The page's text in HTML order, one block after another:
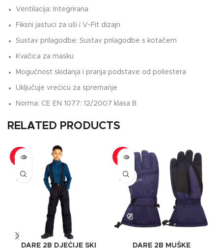
Ventilacija: Integrirana
Fiksni jastuci za uši i V-Fit dizajn
Sustav prilagodbe: Sustav prilagodbe s kotačem
Kvačica za masku
Mogućnost skidanja i pranja podstave od poliestera
Uključuje vrećicu za spremanje
Norma: CE EN 1077: 12/2007 klasa B
RELATED PRODUCTS
-28%
SOLD
OUT
DARE 2B DJEČIJE SKI
-24%
SOLD
OUT
DARE 2B MUŠKE